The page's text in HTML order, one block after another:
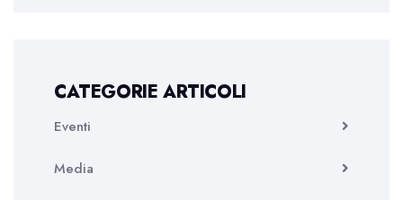
CATEGORIE ARTICOLI
Eventi
Media